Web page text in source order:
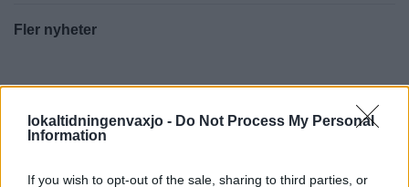
lokaltidningenvaxjo - Do Not Process My Personal
Information
If you wish to opt-out of the sale, sharing to third parties, or
Fler nyheter